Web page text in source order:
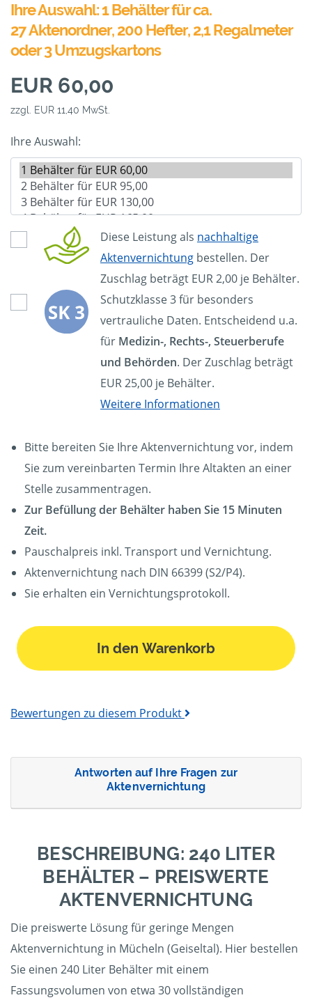
Ihre Auswahl: 1 Behälter für ca.
27 Aktenordner, 200 Hefter, 2,1 Regalmeter
oder 3 Umzugskartons
EUR 60,00
zzgl. EUR 11,40 MwSt.
Ihre Auswahl:
Diese Leistung als nachhaltige
Aktenvernichtung bestellen. Der
Zuschlag beträgt EUR 2,00 je Behälter.
Schutzklasse 3 für besonders
vertrauliche Daten. Entscheidend u.a.
für Medizin-, Rechts-, Steuerberufe
und Behörden. Der Zuschlag beträgt
EUR 25,00 je Behälter.
Weitere Informationen
Bitte bereiten Sie Ihre Aktenvernichtung vor, indem
Sie zum vereinbarten Termin Ihre Altakten an einer
Stelle zusammentragen.
Zur Befüllung der Behälter haben Sie 15 Minuten
Zeit.
Pauschalpreis inkl. Transport und Vernichtung.
Aktenvernichtung nach DIN 66399 (S2/P4).
Sie erhalten ein Vernichtungsprotokoll.
In den Warenkorb
Bewertungen zu diesem Produkt
Antworten auf Ihre Fragen zur
Aktenvernichtung
BESCHREIBUNG: 240 LITER
BEHÄLTER – PREISWERTE
AKTENVERNICHTUNG
Die preiswerte Lösung für geringe Mengen
Aktenvernichtung in Mücheln (Geiseltal). Hier bestellen
Sie einen 240 Liter Behälter mit einem
Fassungsvolumen von etwa 30 vollständigen